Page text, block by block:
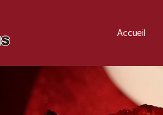
Accueil